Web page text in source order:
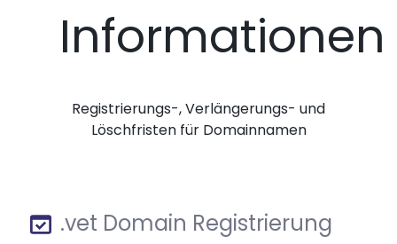
Informationen
Registrierungs-, Verlängerungs- und
Löschfristen für Domainnamen
.vet Domain Registrierung